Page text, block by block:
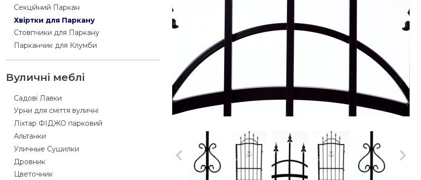
Секційний Паркан
Хвіртки для Паркану
Стовпчики для Паркану
Парканчик для Клумби
Вуличні меблі
Садові Лавки
Урни для сміття вуличні
Ліхтар ФІДЖО парковий
Альтанки
Уличные Сушилки
Дровник
Цветочник